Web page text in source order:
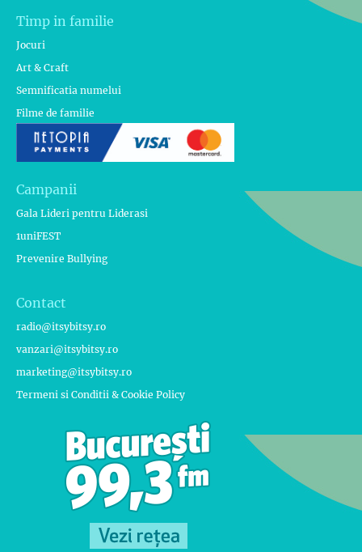
Timp in familie
Jocuri
Art & Craft
Semnificatia numelui
Filme de familie
Campanii
Gala Lideri pentru Liderasi
1uniFEST
Prevenire Bullying
Contact
radio@itsybitsy.ro
vanzari@itsybitsy.ro
marketing@itsybitsy.ro
Termeni si Conditii & Cookie Policy